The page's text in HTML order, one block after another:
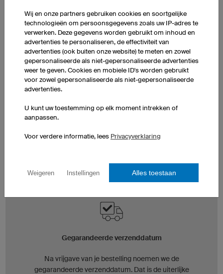
Express productie
Als je een deadline op korte termijn hebt, kun je
optioneel gebruik maken van onze express service.
aanvraagof +31 (0) 20 71 68 461. De exacte
worden.
Gegarandeerde verzenddatum
Na vrijgave van je bestelling noemen we de
gegarandeerde verzenddatum. Dat is de uiterlijke
Wij en onze partners gebruiken cookies en soortgelijke
technologieën om persoonsgegevens zoals uw IP-adres te
verwerken. Deze gegevens worden gebruikt om inhoud en
advertenties te personaliseren, de effectiviteit van
advertenties (ook buiten onze website) te meten en zowel
gepersonaliseerde als niet-gepersonaliseerde advertenties
weer te geven. Cookies en mobiele ID's worden gebruikt
voor zowel gepersonaliseerde als niet-gepersonaliseerde
advertenties.
U kunt uw toestemming op elk moment intrekken of
aanpassen.
Voor verdere informatie, lees Privacyverklaring
Weigeren Instellingen Alles toestaan